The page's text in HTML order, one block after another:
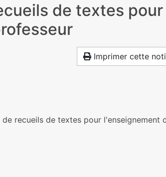
de textes
Imprimer cette
recueils de textes pour l'enseignement